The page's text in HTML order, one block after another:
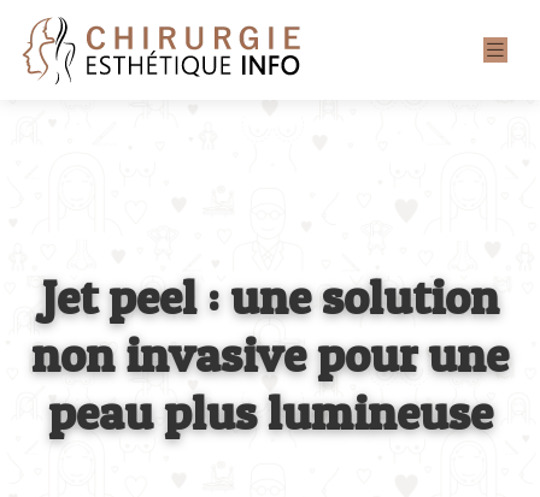
Jet peel : une solution
non invasive pour une
peau plus lumineuse